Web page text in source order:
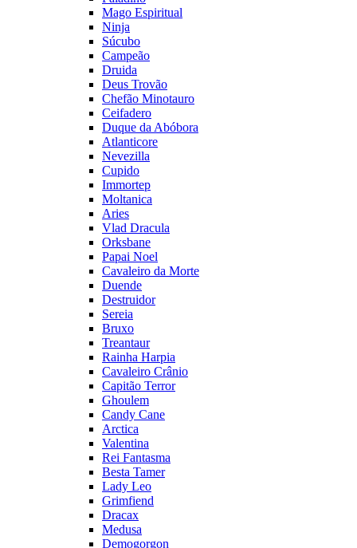
Mago Espiritual
Ninja
Súcubo
Campeão
Druida
Deus Trovão
Chefão Minotauro
Ceifadero
Duque da Abóbora
Atlanticore
Nevezilla
Cupido
Immortep
Moltanica
Aries
Vlad Dracula
Orksbane
Papai Noel
Cavaleiro da Morte
Duende
Destruidor
Sereia
Bruxo
Treantaur
Rainha Harpia
Cavaleiro Crânio
Capitão Terror
Ghoulem
Candy Cane
Arctica
Valentina
Rei Fantasma
Besta Tamer
Lady Leo
Grimfiend
Dracax
Medusa
Demogorgon